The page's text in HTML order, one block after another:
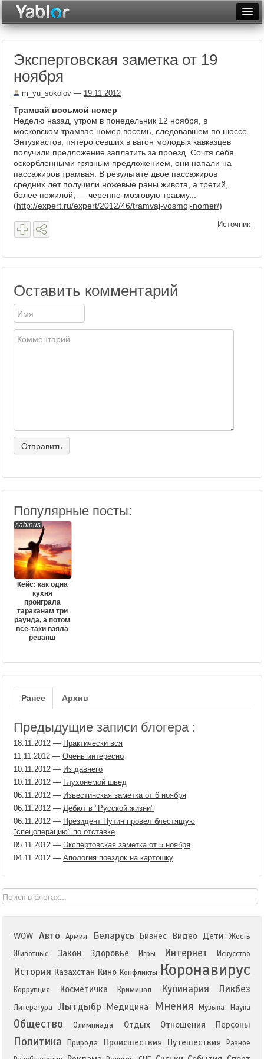
Неделя
Архив
Фототоп
Видеотоп
Экспертовская заметка от 19
ноября
m_yu_sokolov — 19.11.2012
Трамвай восьмой номер
Неделю назад, утром в понедельник 12 ноября, в
московском трамвае номер восемь, следовавшем по шоссе
Энтузиастов, пятеро севших в вагон молодых кавказцев
получили предложение заплатить за проезд. Сочтя себя
оскорбленными грязным предложением, они напали на
пассажиров трамвая. В результате двое пассажиров
средних лет получили ножевые раны живота, а третий,
более пожилой, — черепно-мозговую травму...
(http://expert.ru/expert/2012/46/tramvaj-vosmoj-nomer/)
Источник
Оставить комментарий
Популярные посты:
sabinus
Кейс: как одна
кухня
проиграла
тараканам три
раунда, а потом
всё-таки взяла
реванш
Ранее Архив
Предыдущие записи блогера :
18.11.2012 — Практически вся
11.11.2012 — Очень интересно
10.11.2012 — Из давнего
10.11.2012 — Глухонемой швед
06.11.2012 — Известинская заметка от 6 ноября
06.11.2012 — Дебют в "Русской жизни"
06.11.2012 — Президент Путин провел блестящую
"спецоперацию" по отставке
05.11.2012 — Экспертовская заметка от 5 ноября
04.11.2012 — Апология поездок на картошку
WOW Авто Армия Беларусь Бизнес Видео Дети
Жесть
Животные
Закон Здоровье Игры Интернет Искусство
История Казахстан Кино Конфликты Коронавирус
Коррупция Косметичка Криминал Кулинария Ликбез
Литература Лытдыбр Медицина Мнения Музыка Наука
Общество Олимпиада Отдых Отношения Персоны
Политика Природа Происшествия Путешествия
Разное